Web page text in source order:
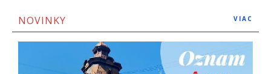
NOVINKY VIAC